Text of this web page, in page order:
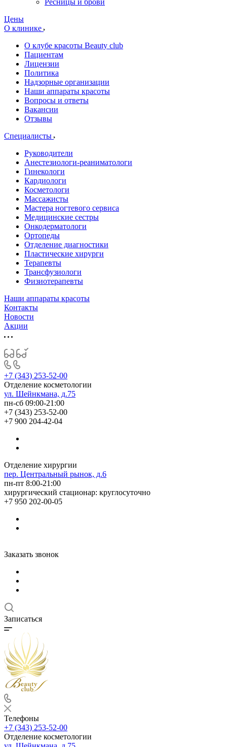
Ресницы и брови
Цены
О клинике
О клубе красоты Beauty club
Пациентам
Лицензии
Политика
Надзорные организации
Наши аппараты красоты
Вопросы и ответы
Вакансии
Отзывы
Специалисты
Руководители
Анестезиологи-реаниматологи
Гинекологи
Кардиологи
Косметологи
Массажисты
Мастера ногтевого сервиса
Медицинские сестры
Онкодерматологи
Ортопеды
Отделение диагностики
Пластические хирурги
Терапевты
Трансфузиологи
Физиотерапевты
Наши аппараты красоты
Контакты
Новости
Акции
+7 (343) 253-52-00
Отделение косметологии
ул. Шейнкмана, д.75
пн-сб 09:00-21:00
+7 (343) 253-52-00
+7 900 204-42-04
Отделение хирургии
пер. Центральный рынок, д.6
пн-пт 8:00-21:00
хирургический стационар: круглосуточно
+7 950 202-00-05
Заказать звонок
Записаться
Телефоны
+7 (343) 253-52-00
Отделение косметологии